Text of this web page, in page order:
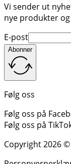
Vi sender ut
nye produkter
E-post
Abonner
Følg oss
Følg oss på
Følg oss på
Copyright 2026